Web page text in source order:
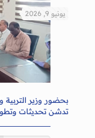
يونيو 9, 2026
بحضور وزير
تدشن تحديثات